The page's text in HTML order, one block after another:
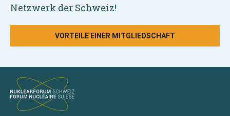
Netzwerk der Schweiz!
VORTEILE EINER MITGLIEDSCHAFT